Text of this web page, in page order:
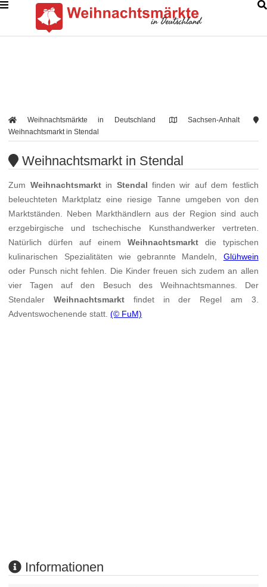
Weihnachtsmärkte in Deutschland
Sachsen-Anhalt
Weihnachtsmarkt in Stendal
Weihnachtsmarkt in Stendal
Zum Weihnachtsmarktin Stendal finden wir auf dem festlich
beleuchteten Marktplatz eine riesige Tanne umgeben von den
Marktständen. Neben Markthändlern aus der Region sind auch
erzgebirgische und tschechische Kunsthandwerker vertreten.
Natürlich dürfen auf einem Weihnachtsmarktdie typischen
kulinarischen Spezialitäten wie gebrannte Mandeln, Glühwein
oder Punsch nicht fehlen. Die Kinder freuen sich zudem an allen
vier Tagen auf den Besuch des Weihnachtsmannes. Der
StendalerWeihnachtsmarkt findet in der Regel am 3.
Adventswochenende statt.(© FuM)
Informationen